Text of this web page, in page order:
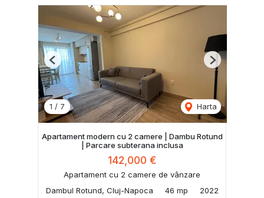
1 / 7 Harta
Previous Next
Apartament modern cu 2 camere | Dambu Rotund
| Parcare subterana inclusa
142,000 €
Apartament cu 2 camere de vânzare
Dambul Rotund, Cluj-Napoca
46 mp 2022